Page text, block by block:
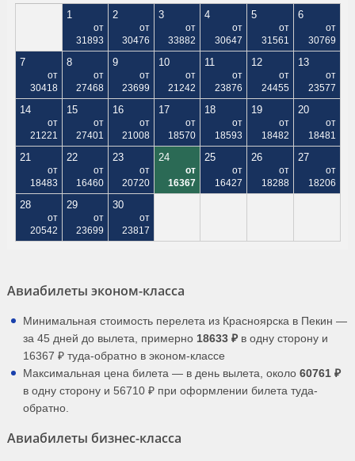
1
от
31893
2
от
30476
3
от
33882
4
от
30647
5
от
31561
6
от
30769
7
от
30418
8
от
27468
9
от
23699
10
от
21242
11
от
23876
12
от
24455
13
от
23577
14
от
21221
15
от
27401
16
от
21008
17
от
18570
18
от
18593
19
от
18482
20
от
18481
21
от
18483
22
от
16460
23
от
20720
24
от
16367
25
от
16427
26
от
18288
27
от
18206
28
от
20542
29
от
23699
30
от
23817
Авиабилеты эконом-класса
Минимальная стоимость перелета из Красноярска в Пекин —
за 45 дней до вылета, примерно 18633 ₽ в одну сторону и
16367 ₽ туда-обратно в эконом-классе
Максимальная цена билета — в день вылета, около 60761 ₽
в одну сторону и 56710 ₽ при оформлении билета туда-
обратно.
Авиабилеты бизнес-класса